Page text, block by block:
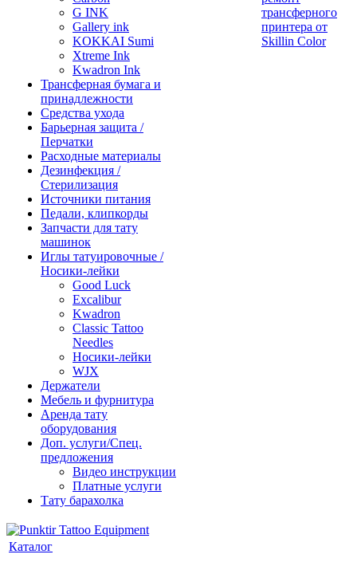
G INK
Gallery ink
KOKKAI Sumi
Xtreme Ink
Kwadron Ink
Трансферная бумага и
принадлежности
Средства ухода
Барьерная защита /
Перчатки
Расходные материалы
Дезинфекция /
Стерилизация
Источники питания
Педали, клипкорды
Запчасти для тату
машинок
Иглы татуировочные /
Носики-лейки
Good Luck
Excalibur
Kwadron
Classic Tattoo
Needles
Носики-лейки
WJX
Держатели
Мебель и фурнитура
Аренда тату
оборудования
Доп. услуги/Спец.
предложения
Видео инструкции
Платные услуги
Тату барахолка
трансферного
принтера от
Skillin Color
Каталог